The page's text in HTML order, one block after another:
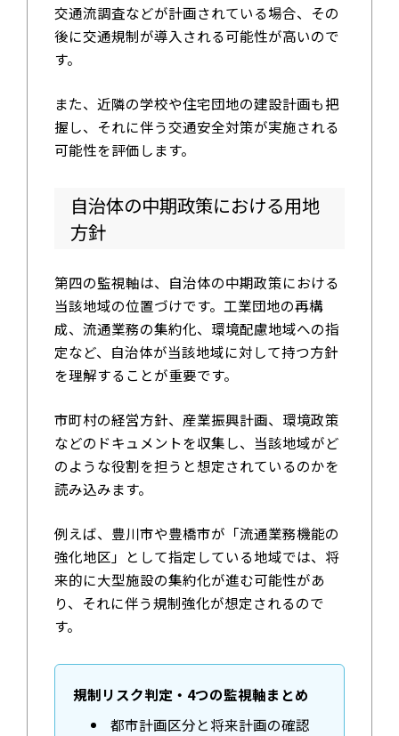
交通流調査などが計画されている場合、その
後に交通規制が導入される可能性が高いので
す。
また、近隣の学校や住宅団地の建設計画も把
握し、それに伴う交通安全対策が実施される
可能性を評価します。
自治体の中期政策における用地
方針
第四の監視軸は、自治体の中期政策における
当該地域の位置づけです。工業団地の再構
成、流通業務の集約化、環境配慮地域への指
定など、自治体が当該地域に対して持つ方針
を理解することが重要です。
市町村の経営方針、産業振興計画、環境政策
などのドキュメントを収集し、当該地域がど
のような役割を担うと想定されているのかを
読み込みます。
例えば、豊川市や豊橋市が「流通業務機能の
強化地区」として指定している地域では、将
来的に大型施設の集約化が進む可能性があ
り、それに伴う規制強化が想定されるので
す。
規制リスク判定・4つの監視軸まとめ
都市計画区分と将来計画の確認